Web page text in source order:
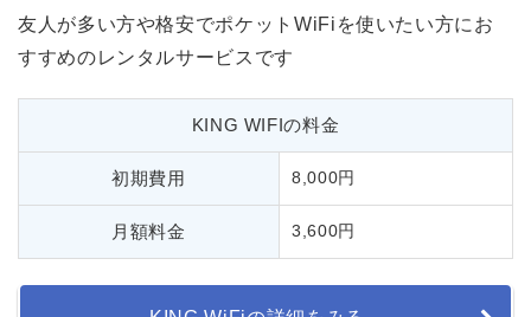
友人が多い方や格安でポケットWiFiを使いたい方にお
すすめのレンタルサービスです
KING WIFIの料金
初期費用 8,000円
月額料金 3,600円